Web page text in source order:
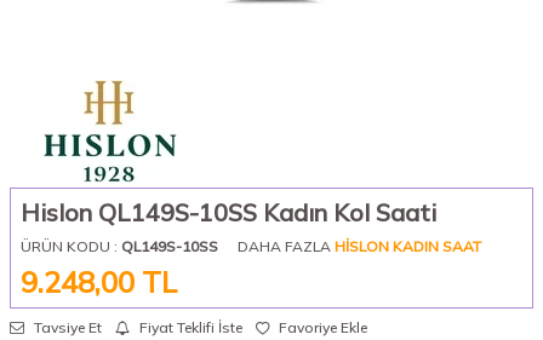
Hislon QL149S-10SS Kadın Kol Saati
ÜRÜN KODU : QL149S-10SS DAHA FAZLA HISLON KADIN SAAT
9.248,00 TL
Tavsiye Et Fiyat Teklifi İste
Favoriye Ekle